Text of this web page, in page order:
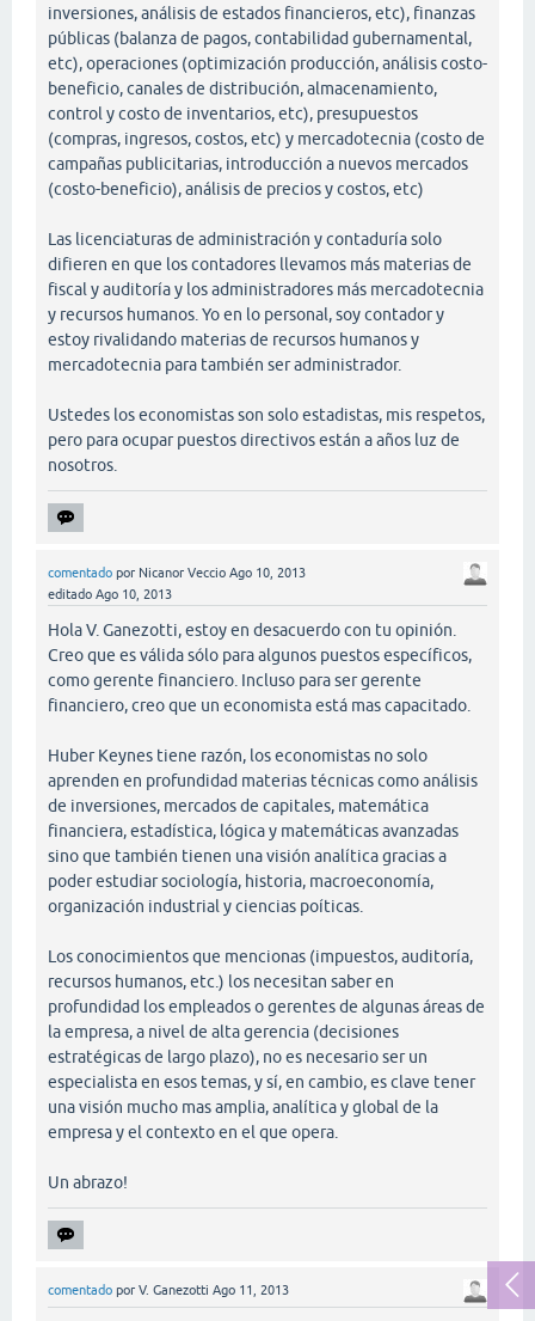
inversiones, análisis de estados financieros, etc), finanzas
públicas (balanza de pagos, contabilidad gubernamental,
etc), operaciones (optimización producción, análisis costo-
beneficio, canales de distribución, almacenamiento,
control y costo de inventarios, etc), presupuestos
(compras, ingresos, costos, etc) y mercadotecnia (costo de
campañas publicitarias, introducción a nuevos mercados
(costo-beneficio), análisis de precios y costos, etc)
Las licenciaturas de administración y contaduría solo
difieren en que los contadores llevamos más materias de
fiscal y auditoría y los administradores más mercadotecnia
y recursos humanos. Yo en lo personal, soy contador y
estoy rivalidando materias de recursos humanos y
mercadotecnia para también ser administrador.
Ustedes los economistas son solo estadistas, mis respetos,
pero para ocupar puestos directivos están a años luz de
nosotros.
comentado por Nicanor Veccio Ago 10, 2013
editado Ago 10, 2013
Hola V. Ganezotti, estoy en desacuerdo con tu opinión.
Creo que es válida sólo para algunos puestos específicos,
como gerente financiero. Incluso para ser gerente
financiero, creo que un economista está mas capacitado.
Huber Keynes tiene razón, los economistas no solo
aprenden en profundidad materias técnicas como análisis
de inversiones, mercados de capitales, matemática
financiera, estadística, lógica y matemáticas avanzadas
sino que también tienen una visión analítica gracias a
poder estudiar sociología, historia, macroeconomía,
organización industrial y ciencias poíticas.
Los conocimientos que mencionas (impuestos, auditoría,
recursos humanos, etc.) los necesitan saber en
profundidad los empleados o gerentes de algunas áreas de
la empresa, a nivel de alta gerencia (decisiones
estratégicas de largo plazo), no es necesario ser un
especialista en esos temas, y sí, en cambio, es clave tener
una visión mucho mas amplia, analítica y global de la
empresa y el contexto en el que opera.
Un abrazo!
comentado por V. Ganezotti Ago 11, 2013